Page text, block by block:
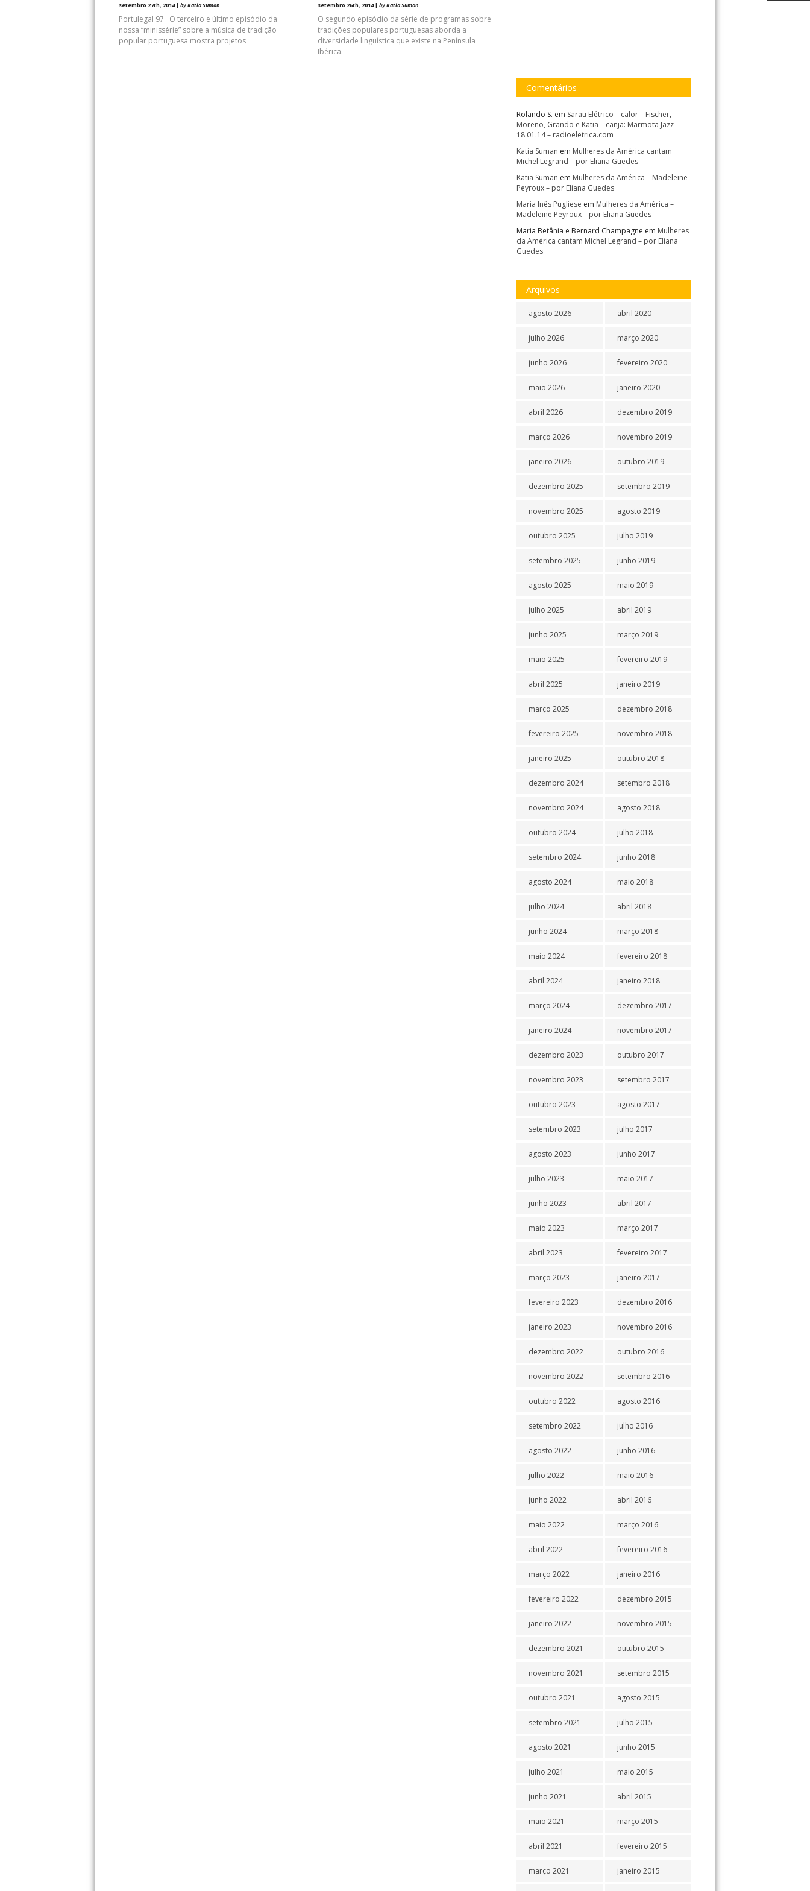
setembro 27th, 2014 | by Katia Suman
Portulegal 97 O terceiro e último episódio da
nossa “minissérie” sobre a música de tradição
popular portuguesa mostra projetos
setembro 26th, 2014 | by Katia Suman
O segundo episódio da série de programas sobre
tradições populares portuguesas aborda a
diversidade linguística que existe na Península
Ibérica.
Comentários
Rolando S. em Sarau Elétrico – calor – Fischer,
Moreno, Grando e Katia – canja: Marmota Jazz –
18.01.14 – radioeletrica.com
Katia Suman em Mulheres da América cantam
Michel Legrand – por Eliana Guedes
Katia Suman em Mulheres da América – Madeleine
Peyroux – por Eliana Guedes
Maria Inês Pugliese em Mulheres da América –
Madeleine Peyroux – por Eliana Guedes
Maria Betânia e Bernard Champagne em Mulheres
da América cantam Michel Legrand – por Eliana
Guedes
Arquivos
agosto 2026
julho 2026
junho 2026
maio 2026
abril 2026
março 2026
janeiro 2026
dezembro 2025
novembro 2025
outubro 2025
setembro 2025
agosto 2025
julho 2025
junho 2025
maio 2025
abril 2025
março 2025
fevereiro 2025
janeiro 2025
dezembro 2024
novembro 2024
outubro 2024
setembro 2024
agosto 2024
julho 2024
junho 2024
maio 2024
abril 2024
março 2024
janeiro 2024
dezembro 2023
novembro 2023
outubro 2023
setembro 2023
agosto 2023
julho 2023
junho 2023
maio 2023
abril 2023
março 2023
fevereiro 2023
janeiro 2023
dezembro 2022
novembro 2022
outubro 2022
setembro 2022
agosto 2022
julho 2022
junho 2022
maio 2022
abril 2022
março 2022
fevereiro 2022
janeiro 2022
dezembro 2021
novembro 2021
outubro 2021
setembro 2021
agosto 2021
julho 2021
junho 2021
maio 2021
abril 2021
março 2021
abril 2020
março 2020
fevereiro 2020
janeiro 2020
dezembro 2019
novembro 2019
outubro 2019
setembro 2019
agosto 2019
julho 2019
junho 2019
maio 2019
abril 2019
março 2019
fevereiro 2019
janeiro 2019
dezembro 2018
novembro 2018
outubro 2018
setembro 2018
agosto 2018
julho 2018
junho 2018
maio 2018
abril 2018
março 2018
fevereiro 2018
janeiro 2018
dezembro 2017
novembro 2017
outubro 2017
setembro 2017
agosto 2017
julho 2017
junho 2017
maio 2017
abril 2017
março 2017
fevereiro 2017
janeiro 2017
dezembro 2016
novembro 2016
outubro 2016
setembro 2016
agosto 2016
julho 2016
junho 2016
maio 2016
abril 2016
março 2016
fevereiro 2016
janeiro 2016
dezembro 2015
novembro 2015
outubro 2015
setembro 2015
agosto 2015
julho 2015
junho 2015
maio 2015
abril 2015
março 2015
fevereiro 2015
janeiro 2015